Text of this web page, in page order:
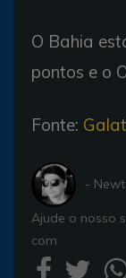
O Bahia
pontos e o
Fonte:
-
Ajude o nosso
com